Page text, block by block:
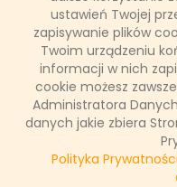
ustawień Twojej
zapisywanie plików
Twoim urządzeniu
informacji w nich
cookie możesz
Administratora
danych jakie zbiera
Polityka
Łukasz Ropczyński
27 grudnia 2023, 10:55
(0 komentarzy)